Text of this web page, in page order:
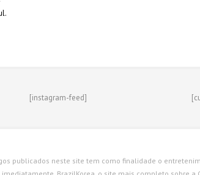
[instagram-feed]
publicados neste site tem como finalidade o